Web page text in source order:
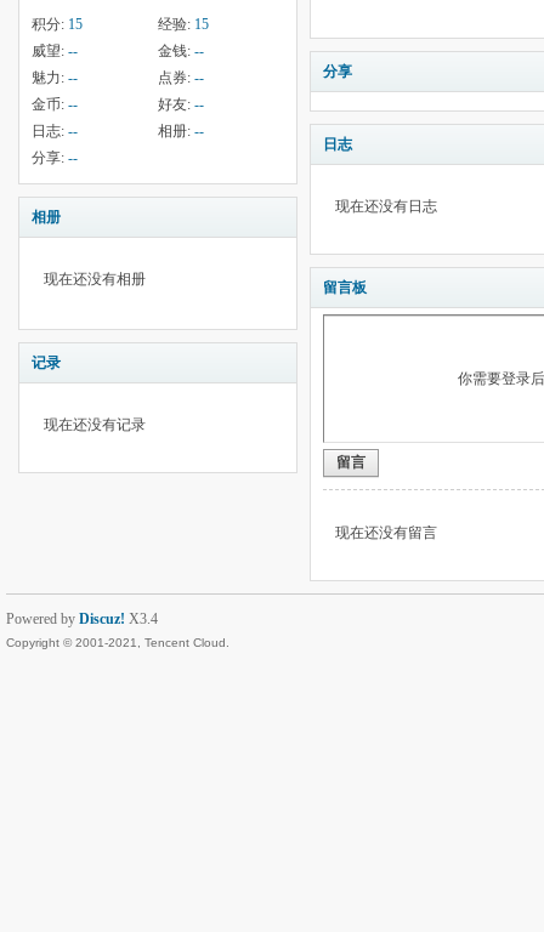
积分: 15 经验: 15
威望: -- 金钱: --
魅力: -- 点券: --
金币: -- 好友: --
日志: -- 相册: --
分享: --
相册
现在还没有相册
记录
现在还没有记录
分享
日志
现在还没有日志
留言板
你需要登录
留言
现在还没有留言
Powered by Discuz! X3.4
Copyright © 2001-2021, Tencent Cloud.